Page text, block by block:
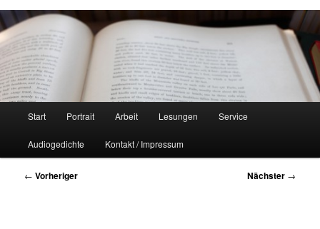
Start Portrait Arbeit Lesungen Service
Audiogedichte Kontakt / Impressum
Beitragsnavigation
← Vorheriger Nächster →